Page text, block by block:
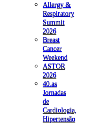
Allergy &
Respiratory
Summit
2026
Breast
Cancer
Weekend
ASTOR
2026
40.as
Jornadas
de
Cardiologia,
Hipertensão